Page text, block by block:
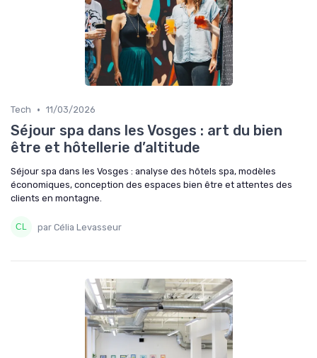
Tech • 11/03/2026
Séjour spa dans les Vosges : art du bien
être et hôtellerie d’altitude
Séjour spa dans les Vosges : analyse des hôtels spa, modèles
économiques, conception des espaces bien être et attentes des
clients en montagne.
par Célia Levasseur